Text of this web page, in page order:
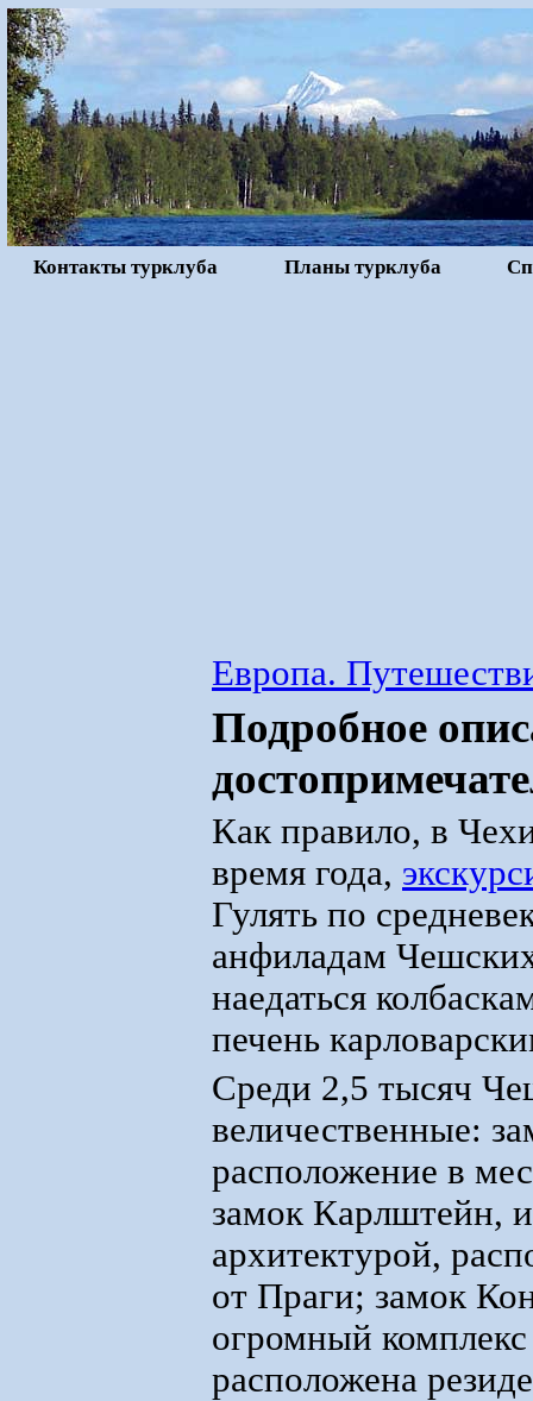
Контакты турклуба Планы турклуба
Европа.
Подробное
Как правило, в
время года,
Гулять по
анфиладам
наедаться
печень
Среди 2,5 тысяч
величественные:
расположение в
замок Карлштейн,
архитектурой,
от Праги; замок
огромный
расположена